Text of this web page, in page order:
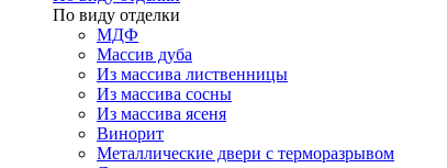
По виду отделки
МДФ
Массив дуба
Из массива лиственницы
Из массива сосны
Из массива ясеня
Винорит
Металлические двери с терморазрывом